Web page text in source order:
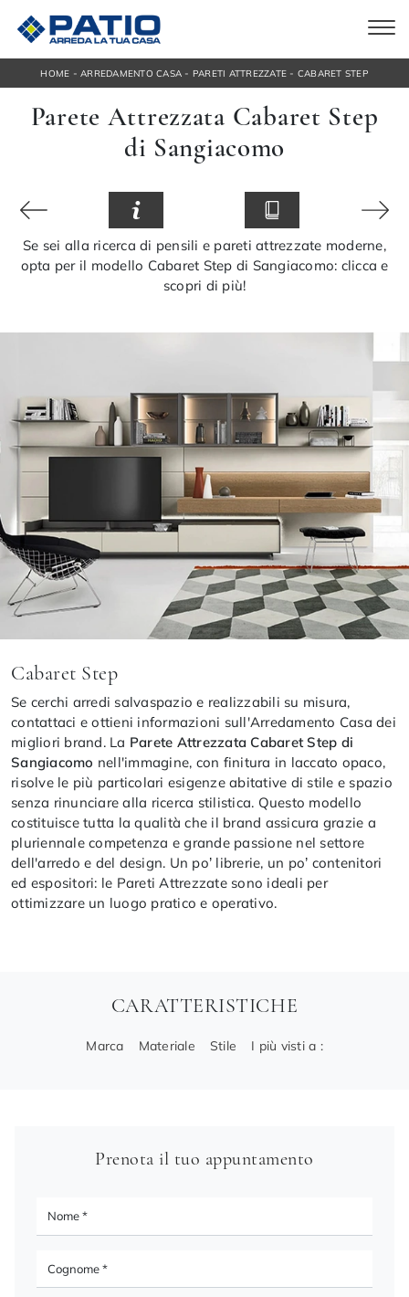
HOME - ARREDAMENTO CASA - PARETI ATTREZZATE - CABARET STEP
Parete Attrezzata Cabaret Step
di Sangiacomo
Se sei alla ricerca di pensili e pareti attrezzate moderne,
opta per il modello Cabaret Step di Sangiacomo: clicca e
scopri di più!
Cabaret Step
Se cerchi arredi salvaspazio e realizzabili su misura,
contattaci e ottieni informazioni sull'Arredamento Casa dei
migliori brand. La Parete Attrezzata Cabaret Step di
Sangiacomo nell'immagine, con finitura in laccato opaco,
risolve le più particolari esigenze abitative di stile e spazio
senza rinunciare alla ricerca stilistica. Questo modello
costituisce tutta la qualità che il brand assicura grazie a
pluriennale competenza e grande passione nel settore
dell'arredo e del design. Un po’ librerie, un po’ contenitori
ed espositori: le Pareti Attrezzate sono ideali per
ottimizzare un luogo pratico e operativo.
CARATTERISTICHE
Marca Materiale Stile I più visti a :
Prenota il tuo appuntamento